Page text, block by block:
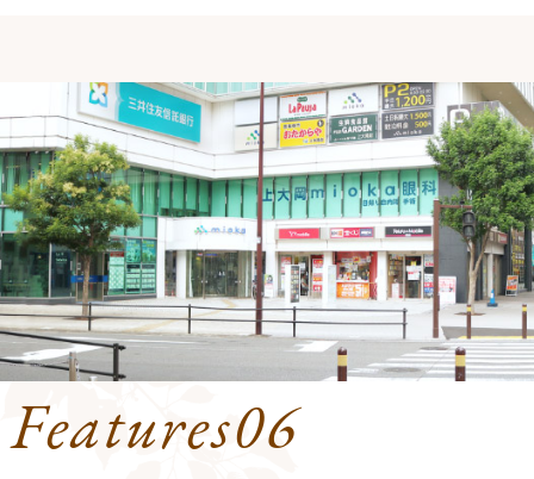
Features06